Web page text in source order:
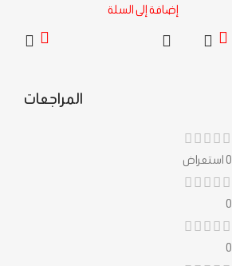
إضافة إلى السلة
المراجعات
0 استعراض
0
0